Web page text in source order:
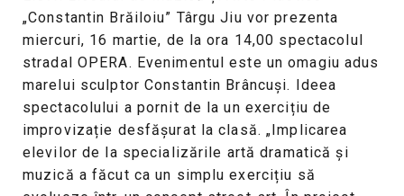
„Constantin Brăiloiu” Târgu Jiu vor prezenta
miercuri, 16 martie, de la ora 14,00 spectacolul
stradal OPERA. Evenimentul este un omagiu adus
marelui sculptor Constantin Brâncuși. Ideea
spectacolului a pornit de la un exercițiu de
improvizație desfășurat la clasă. „Implicarea
elevilor de la specializările artă dramatică și
muzică a făcut ca un simplu exercițiu să